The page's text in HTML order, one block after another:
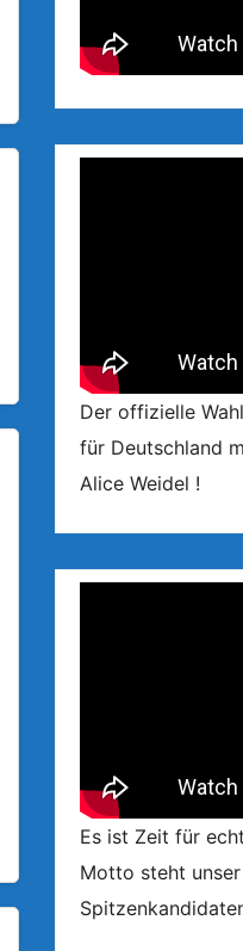
Der offizielle
für Deutschland
Alice Weidel !
Es ist Zeit für
Motto steht